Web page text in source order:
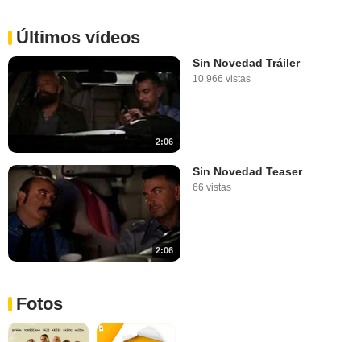
Últimos vídeos
2:06
Sin Novedad Tráiler
10.966 vistas
2:06
Sin Novedad Teaser
66 vistas
Fotos